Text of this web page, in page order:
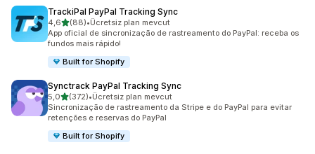
TrackiPal PayPal Tracking Sync
4,65 yıldız üzerinden
(88)
toplam 88 değerlendirme
•Ücretsiz plan mevcut
App oficial de sincronização de rastreamento do PayPal: receba os
fundos mais rápido!
Built for Shopify
Synctrack PayPal Tracking Sync
5,05 yıldız üzerinden
(372)
toplam 372 değerlendirme
•Ücretsiz plan mevcut
Sincronização de rastreamento da Stripe e do PayPal para evitar
retenções e reservas do PayPal
Built for Shopify